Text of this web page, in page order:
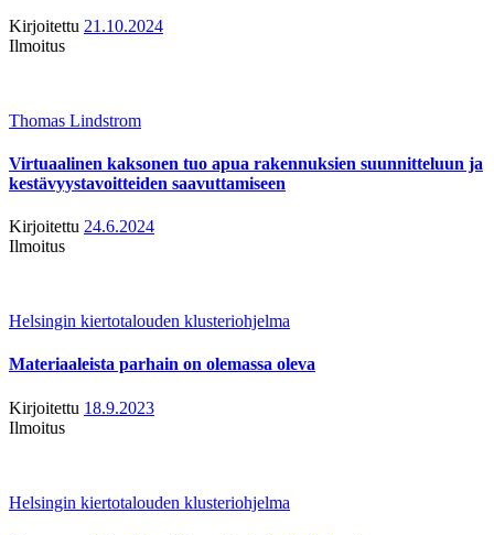
Kirjoitettu 21.10.2024
Ilmoitus
Thomas Lindstrom
Virtuaalinen kaksonen tuo apua rakennuksien suunnitteluun ja
kestävyystavoitteiden saavuttamiseen
Kirjoitettu 24.6.2024
Ilmoitus
Helsingin kiertotalouden klusteriohjelma
Materiaaleista parhain on olemassa oleva
Kirjoitettu 18.9.2023
Ilmoitus
Helsingin kiertotalouden klusteriohjelma